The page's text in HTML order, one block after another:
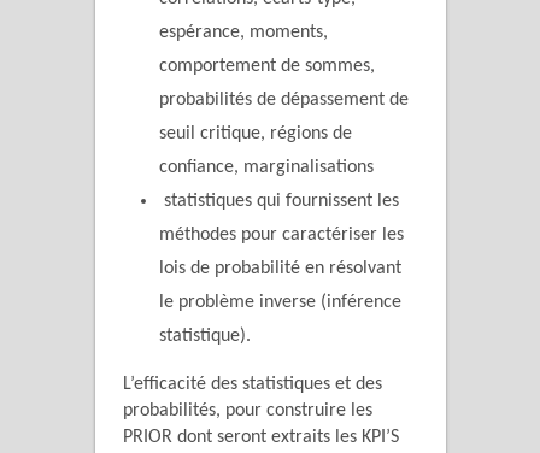
espérance, moments,
comportement de sommes,
probabilités de dépassement de
seuil critique, régions de
confiance, marginalisations
statistiques qui fournissent les
méthodes pour caractériser les
lois de probabilité en résolvant
le problème inverse (inférence
statistique).
L’efficacité des statistiques et des
probabilités, pour construire les
PRIOR dont seront extraits les KPI’S